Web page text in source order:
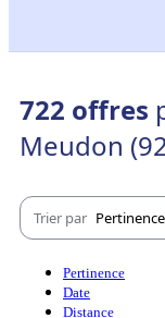
722 offres
Meudon
Trier par Pertinence
Pertinence
Date
Distance